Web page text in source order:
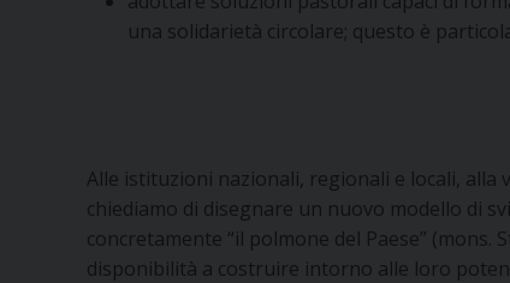
una solidarietà circolare; questo è
Alle istituzioni nazionali, regionali e locali, alla
chiediamo di disegnare un nuovo modello di
concretamente “il polmone del Paese”
disponibilità a costruire intorno alle loro